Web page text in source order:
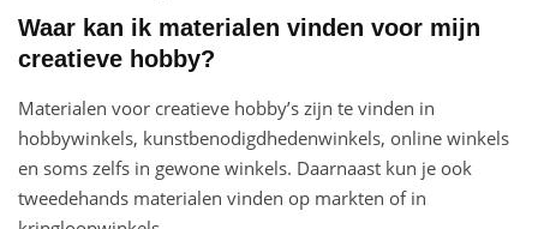
Waar kan ik materialen vinden voor mijn
creatieve hobby?
Materialen voor creatieve hobby’s zijn te vinden in
hobbywinkels, kunstbenodigdhedenwinkels, online winkels
en soms zelfs in gewone winkels. Daarnaast kun je ook
tweedehands materialen vinden op markten of in